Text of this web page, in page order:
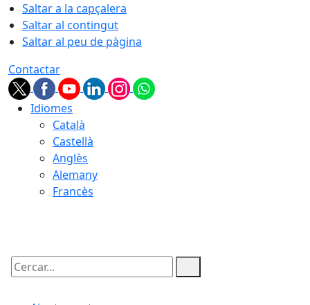
Saltar a la capçalera
Saltar al contingut
Saltar al peu de pàgina
Contactar
Idiomes
Català
Castellà
Anglès
Alemany
Francès
Cercar: